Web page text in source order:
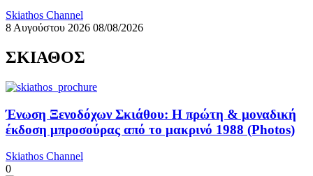
Skiathos Channel
8 Αυγούστου 2026 08/08/2026
ΣΚΙΑΘΟΣ
Ένωση Ξενοδόχων Σκιάθου: Η πρώτη & μοναδική
έκδοση μπροσούρας από το μακρινό 1988 (Photos)
Skiathos Channel
0